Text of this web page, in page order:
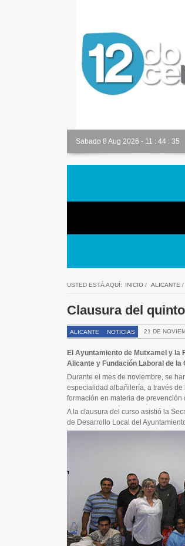
Sabado 8 Aug 2026 - 11 : 44 : 36
Alicante Actualidad
USTED ESTÁ AQUÍ: INICIO/ ALICANTE /
Clausura del
ALICANTE NOTICIAS 21 DE
El Ayuntamiento de Mutxamel y la
Alicante y Fundación Laboral de
Durante el mes de noviembre, se
especialidad albañilería, a través
formación en materia de
A la clausura del curso asistió la
de Desarrollo Local del